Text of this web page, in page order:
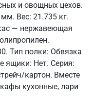
и овощных цехов.
Вес: 21.735 кг.
— нержавеющая
Тип полки: Обвязка
ящики: Нет. Серия:
картон. Вместе
кухонные, лари